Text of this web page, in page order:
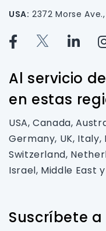
USA: 2372 Morse
Al servicio
en estas
USA, Canada,
Germany, UK,
Switzerland,
Israel, Middle East
Suscríbete